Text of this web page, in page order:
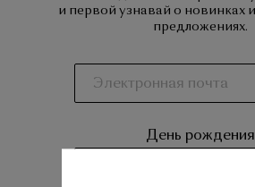
и первой узнавай о новинках
предложениях.
День рождения